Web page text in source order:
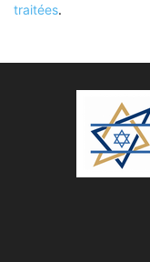
traitées.